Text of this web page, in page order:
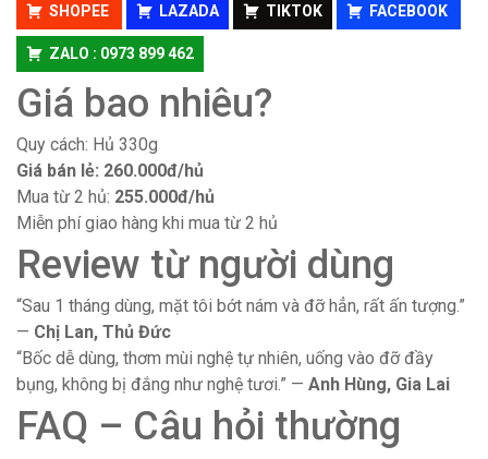
SHOPEE LAZADA TIKTOK FACEBOOK
ZALO : 0973 899 462
Giá bao nhiêu?
Quy cách: Hủ 330g
Giá bán lẻ: 260.000đ/hủ
Mua từ 2 hủ: 255.000đ/hủ
Miễn phí giao hàng khi mua từ 2 hủ
Review từ người dùng
“Sau 1 tháng dùng, mặt tôi bớt nám và đỡ hẳn, rất ấn tượng.”
— Chị Lan, Thủ Đức
“Bốc dễ dùng, thơm mùi nghệ tự nhiên, uống vào đỡ đầy
bụng, không bị đắng như nghệ tươi.” — Anh Hùng, Gia Lai
FAQ – Câu hỏi thường